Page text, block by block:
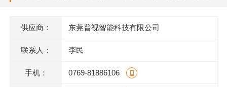
供应商： 东莞普视智能科技有限公司
联系人： 李民
手机： 0769-81886106